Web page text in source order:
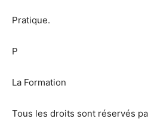
Pratique.
P
La Formation
Tous les droits sont réservés